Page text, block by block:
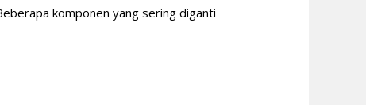
komponen yang sering diganti